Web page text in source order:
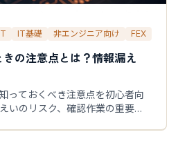
IT基礎 非エンジニア向け FEX
の注意点とは？情報漏え
っておくべき注意点を初心者向
いのリスク、確認作業の重要